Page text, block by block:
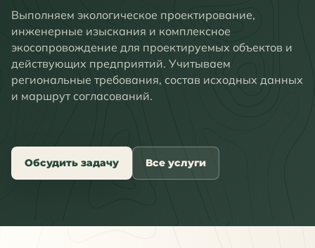
Выполняем экологическое проектирование,
инженерные изыскания и комплексное
экосопровождение для проектируемых объектов и
действующих предприятий. Учитываем
региональные требования, состав исходных данных
и маршрут согласований.
Обсудить задачу Все услуги